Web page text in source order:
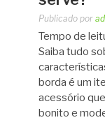
Publicado por
Tempo de
Saiba tudo
borda é um
acessório
bonito e